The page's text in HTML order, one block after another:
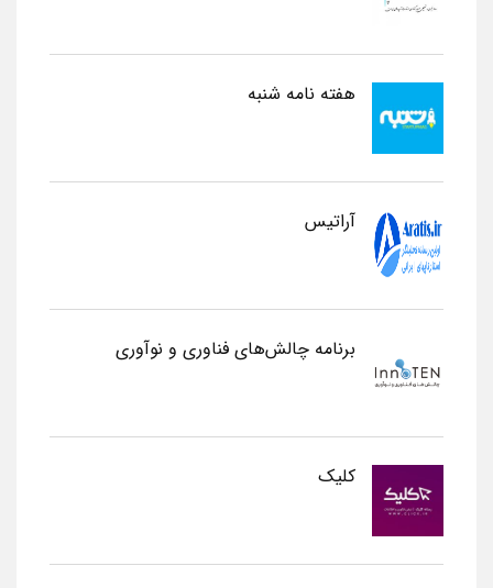
هفته نامه شنبه
آراتیس
برنامه چالش‌های فناوری و نوآوری
کلیک